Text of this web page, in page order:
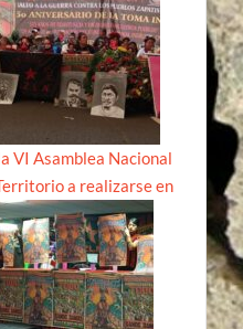
VI Asamblea Nacional
a realizarse en